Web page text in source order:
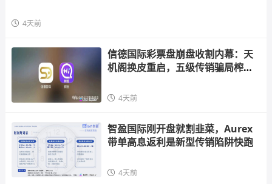
4天前
信德国际彩票盘崩盘收割内幕：天
机阁换皮重启，五级传销骗局榨干
4天前
智盈国际刚开盘就割韭菜，Aurex
带单高息返利是新型传销陷阱快跑
4天前